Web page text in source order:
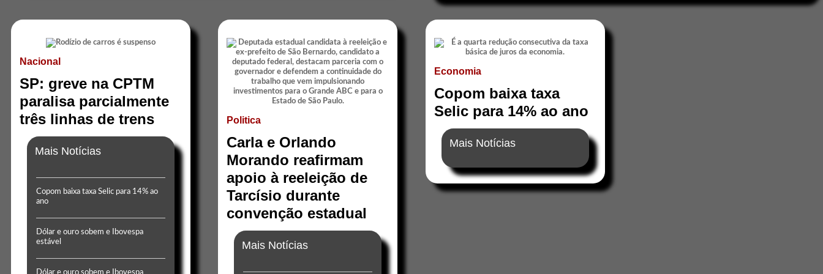
Nacional
SP: greve na CPTM
paralisa parcialmente
três linhas de trens
Mais Notícias
Copom baixa taxa Selic para 14% ao
ano
Dólar e ouro sobem e Ibovespa
estável
Politica
Carla e Orlando
Morando reafirmam
apoio à reeleição de
Tarcísio durante
convenção estadual
Mais Notícias
Economia
Copom baixa taxa
Selic para 14% ao ano
Mais Notícias